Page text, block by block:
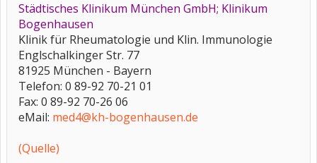
Städtisches Klinikum München GmbH; Klinikum
Bogenhausen
Klinik für Rheumatologie und Klin. Immunologie
Englschalkinger Str. 77
81925 München - Bayern
Telefon: 0 89-92 70-21 01
Fax: 0 89-92 70-26 06
eMail: med4@kh-bogenhausen.de
(Quelle)